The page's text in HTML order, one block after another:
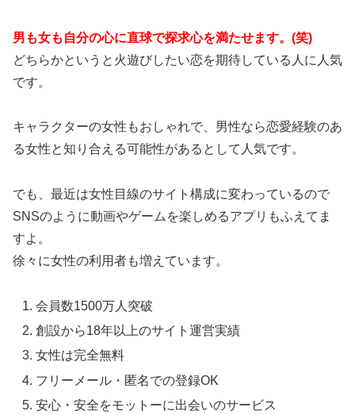
男も女も自分の心に直球で探求心を満たせます。(笑)
どちらかというと火遊びしたい恋を期待している人に人気
です。
キャラクターの女性もおしゃれで、男性なら恋愛経験のあ
る女性と知り合える可能性があるとして人気です。
でも、最近は女性目線のサイト構成に変わっているので
SNSのように動画やゲームを楽しめるアプリもふえてま
すよ。
徐々に女性の利用者も増えています。
会員数1500万人突破
創設から18年以上のサイト運営実績
女性は完全無料
フリーメール・匿名での登録OK
安心・安全をモットーに出会いのサービス